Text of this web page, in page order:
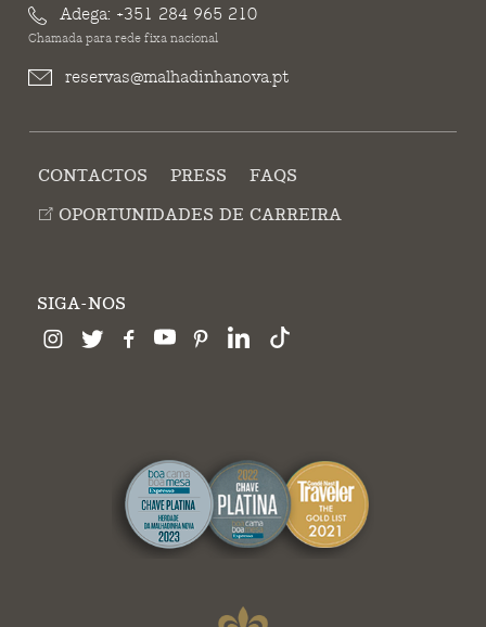
Adega: +351 284 965 210
Chamada para rede fixa nacional
reservas@malhadinhanova.pt
CONTACTOS PRESS
FAQS
OPORTUNIDADES DE CARREIRA
SIGA-NOS